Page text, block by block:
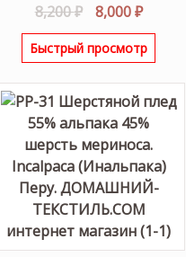
8,200₽
цена
составляла
8,000₽
цена:
8,000
Быстрый просмотр